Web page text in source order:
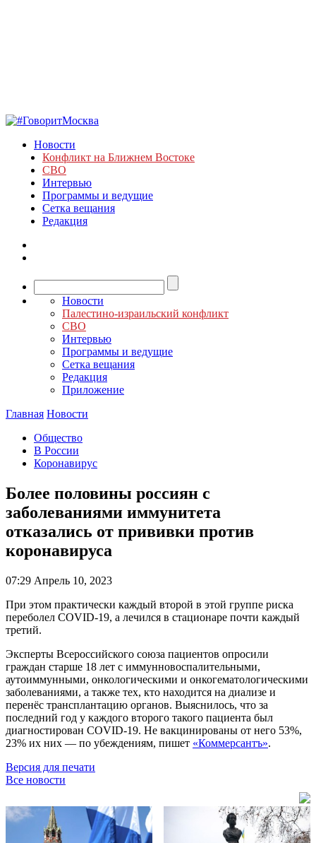
Новости
Конфликт на Ближнем Востоке
СВО
Интервью
Программы и ведущие
Сетка вещания
Редакция
Новости
Палестино-израильский конфликт
СВО
Интервью
Программы и ведущие
Сетка вещания
Редакция
Приложение
Главная Новости
Общество
В России
Коронавирус
Более половины россиян с
заболеваниями иммунитета
отказались от прививки против
коронавируса
07:29 Апрель 10, 2023
При этом практически каждый второй в этой группе риска
переболел COVID-19, а лечился в стационаре почти каждый
третий.
Эксперты Всероссийского союза пациентов опросили
граждан старше 18 лет с иммунновоспалительными,
аутоиммунными, онкологическими и онкогематологическими
заболеваниями, а также тех, кто находится на диализе и
перенёс трансплантацию органов. Выяснилось, что за
последний год у каждого второго такого пациента был
диагностирован COVID-19. Не вакцинированы от него 53%,
23% их них — по убеждениям, пишет «Коммерсантъ».
Версия для печати
Все новости